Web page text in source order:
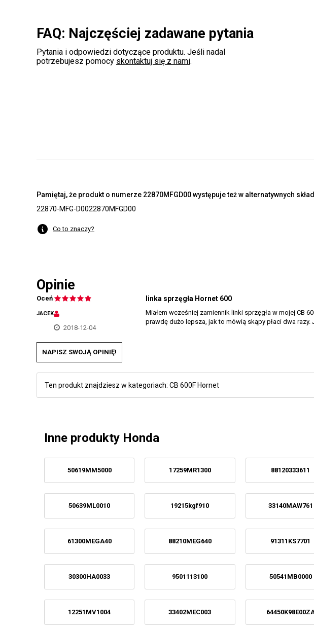
FAQ: Najczęściej zadawane pytania
Pytania i odpowiedzi dotyczące produktu. Jeśli nadal
potrzebujesz pomocy skontaktuj się z nami.
Pamiętaj, że produkt o numerze 22870MFGD00 występuje też w alternatywnych
22870-MFG-D0022870MFGD00
Co to znaczy?
Opinie
Oceń
JACEK
2018-12-04
linka sprzęgła Hornet 600
Miałem wcześniej zamiennik linki sprzęgła w mojej CB
prawdę dużo lepsza, jak to mówią skąpy płaci dwa
NAPISZ SWOJĄ OPINIĘ!
Ten produkt znajdziesz w kategoriach: CB 600F Hornet
Inne produkty Honda
50619MM5000 17259MR1300 88120333611
50639ML0010 19215kgf910 33140MAW761
61300MEGA40 88210MEG640 91311KS7701
30300HA0033 9501113100 50541MB0000
12251MV1004 33402MEC003